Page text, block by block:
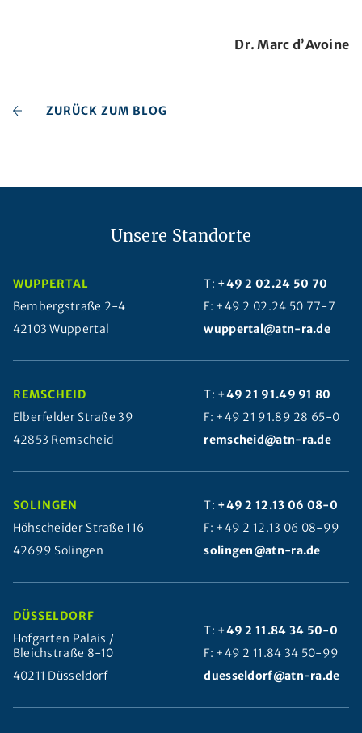
Dr. Marc d’Avoine
ZURÜCK ZUM BLOG
Unsere Standorte
WUPPERTAL
Bembergstraße 2-4
42103 Wuppertal
T: +49 2 02.24 50 70
F: +49 2 02.24 50 77-7
wuppertal@atn-ra.de
REMSCHEID
Elberfelder Straße 39
42853 Remscheid
T: +49 21 91.49 91 80
F: +49 21 91.89 28 65-0
remscheid@atn-ra.de
SOLINGEN
Höhscheider Straße 116
42699 Solingen
T: +49 2 12.13 06 08-0
F: +49 2 12.13 06 08-99
solingen@atn-ra.de
DÜSSELDORF
Hofgarten Palais /
Bleichstraße 8-10
40211 Düsseldorf
T: +49 2 11.84 34 50-0
F: +49 2 11.84 34 50-99
duesseldorf@atn-ra.de